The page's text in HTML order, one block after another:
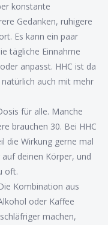
konstante
Gedanken, ruhigere
Es kann ein paar
tägliche Einnahme
anpasst. HHC ist da
auch mit mehr
für alle. Manche
brauchen 30. Bei HHC
die Wirkung gerne mal
deinen Körper, und
oft.
Kombination aus
oder Kaffee
machen,